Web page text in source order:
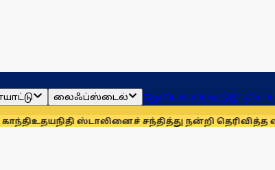
லைஃப்ஸ்டைல் ஜோதிடம்தமிழ்நாடுஇந்தியா
ஸ்டாலினைச் சந்தித்து நன்றி தெரிவித்த விவசாயிகள்!